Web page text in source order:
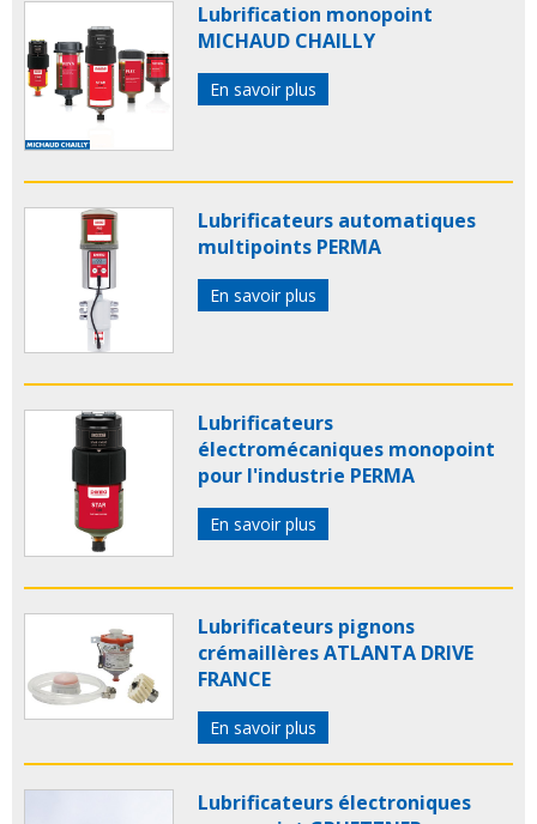
Lubrification monopoint
MICHAUD CHAILLY
En savoir plus
Lubrificateurs automatiques
multipoints PERMA
En savoir plus
Lubrificateurs
électromécaniques monopoint
pour l'industrie PERMA
En savoir plus
Lubrificateurs pignons
crémaillères ATLANTA DRIVE
FRANCE
En savoir plus
Lubrificateurs électroniques